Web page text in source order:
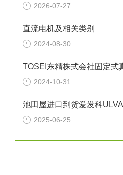
2026-07-27
直流电机及相关类别
2024-08-30
2024-10-31
2025-06-25